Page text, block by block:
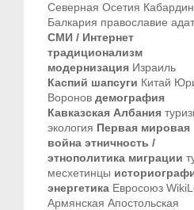
Северная Осетия
Балкария православие адат
СМИ / Интернет
традиционализм
модернизация Израиль
Каспий шапсуги Китай
Воронов демография
Кавказская Албания
экология Первая мировая
война этничность /
этнополитика миграции
месхетинцы
энергетика Евросоюз
Армянская Апостольская